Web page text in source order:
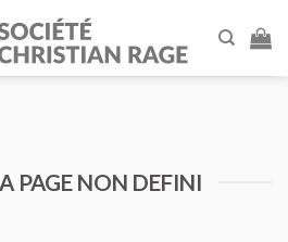
PAGE NON DEFINI